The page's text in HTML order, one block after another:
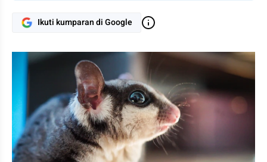
Ikuti kumparan di Google